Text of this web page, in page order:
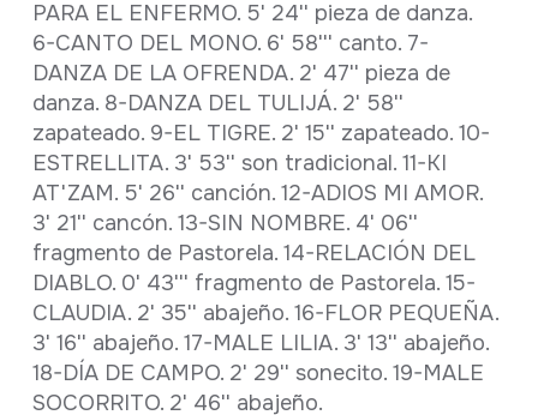
PARA EL ENFERMO. 5' 24'' pieza de danza.
6-CANTO DEL MONO. 6' 58''' canto. 7-
DANZA DE LA OFRENDA. 2' 47'' pieza de
danza. 8-DANZA DEL TULIJÁ. 2' 58''
zapateado. 9-EL TIGRE. 2' 15'' zapateado. 10-
ESTRELLITA. 3' 53'' son tradicional. 11-KI
AT'ZAM. 5' 26'' canción. 12-ADIOS MI AMOR.
3' 21'' cancón. 13-SIN NOMBRE. 4' 06''
fragmento de Pastorela. 14-RELACIÓN DEL
DIABLO. 0' 43''' fragmento de Pastorela. 15-
CLAUDIA. 2' 35'' abajeño. 16-FLOR PEQUEÑA.
3' 16'' abajeño. 17-MALE LILIA. 3' 13'' abajeño.
18-DÍA DE CAMPO. 2' 29'' sonecito. 19-MALE
SOCORRITO. 2' 46'' abajeño.